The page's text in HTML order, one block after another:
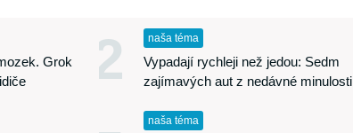
Grok
2 naša téma
Vypadají rychleji než jedou: Sedm
zajímavých aut z nedávné minulosti
naša téma